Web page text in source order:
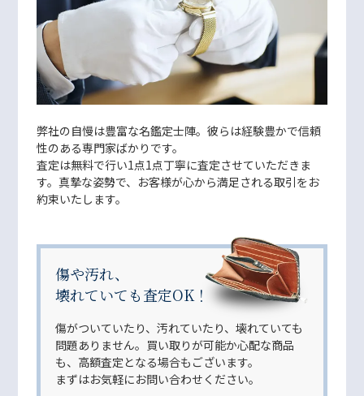
弊社の自慢は豊富な名鑑定士陣。彼らは経験豊かで信頼
性のある専門家ばかりです。
査定は無料で行い1点1点丁寧に査定させていただきま
す。真摯な姿勢で、お客様が心から満足される取引をお
約束いたします。
傷や汚れ、
壊れていても査定OK！
傷がついていたり、汚れていたり、壊れていても
問題ありません。買い取りが可能か心配な商品
も、高額査定となる場合もございます。
まずはお気軽にお問い合わせください。